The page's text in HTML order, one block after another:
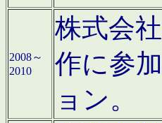
2008～
2010
株式会
作に参
ョン。